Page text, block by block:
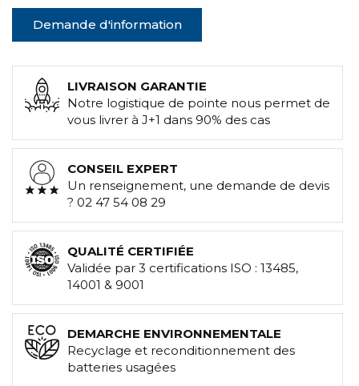
Demande d'information
LIVRAISON GARANTIE
Notre logistique de pointe nous permet de
vous livrer à J+1 dans 90% des cas
CONSEIL EXPERT
Un renseignement, une demande de devis
? 02 47 54 08 29
QUALITÉ CERTIFIÉE
Validée par 3 certifications ISO : 13485,
14001 & 9001
DEMARCHE ENVIRONNEMENTALE
Recyclage et reconditionnement des
batteries usagées